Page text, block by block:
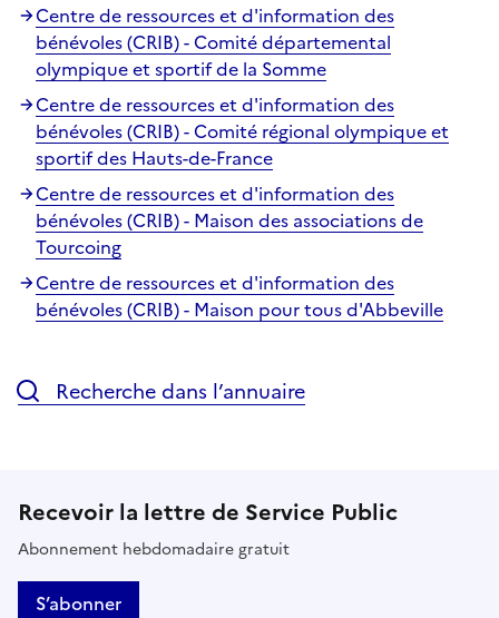
Centre de ressources et d'information des
bénévoles (CRIB) - Comité départemental
olympique et sportif de la Somme
Centre de ressources et d'information des
bénévoles (CRIB) - Comité régional olympique et
sportif des Hauts-de-France
Centre de ressources et d'information des
bénévoles (CRIB) - Maison des associations de
Tourcoing
Centre de ressources et d'information des
bénévoles (CRIB) - Maison pour tous d'Abbeville
Recherche dans l’annuaire
Recevoir la lettre de Service Public
Abonnement hebdomadaire gratuit
S’abonner